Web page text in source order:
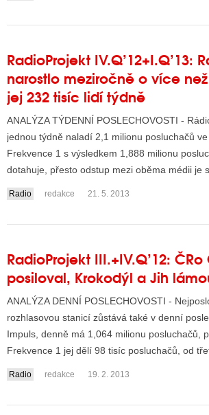
RadioProjekt IV.Q’12+I.Q’13:
narostlo meziročně o více
jej 232 tisíc lidí týdně
ANALÝZA TÝDENNÍ POSLECHOVOSTI -
jednou týdně naladí 2,1 milionu posluchačů ve
Frekvence 1 s výsledkem 1,888 milionu
dotahuje, přesto odstup mezi oběma médii je
Radio redakce 21. 5. 2013
RadioProjekt III.+IV.Q’12:
posiloval, Krokodýl a Jih
ANALÝZA DENNÍ POSLECHOVOSTI -
rozhlasovou stanicí zůstává také v denní
Impuls, denně má 1,064 milionu posluchačů,
Frekvence 1 jej dělí 98 tisíc posluchačů, od
Radio redakce 19. 2. 2013